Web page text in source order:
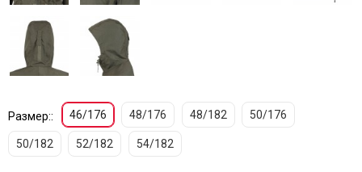
Размер:: 46/176 48/176 48/182 50/176
50/182 52/182 54/182